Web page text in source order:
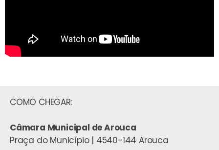
COMO CHEGAR:
Câmara Municipal de Arouca
Praça do Município | 4540-144 Arouca